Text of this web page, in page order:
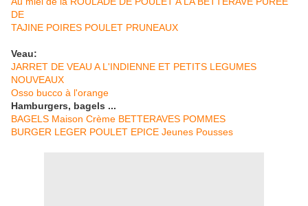
DE
TAJINE POIRES POULET PRUNEAUX
Veau:
JARRET DE VEAU A L'INDIENNE ET PETITS LEGUMES
NOUVEAUX
Osso bucco à l'orange
Hamburgers, bagels ...
BAGELS Maison Crème BETTERAVES POMMES
BURGER LEGER POULET EPICE Jeunes Pousses